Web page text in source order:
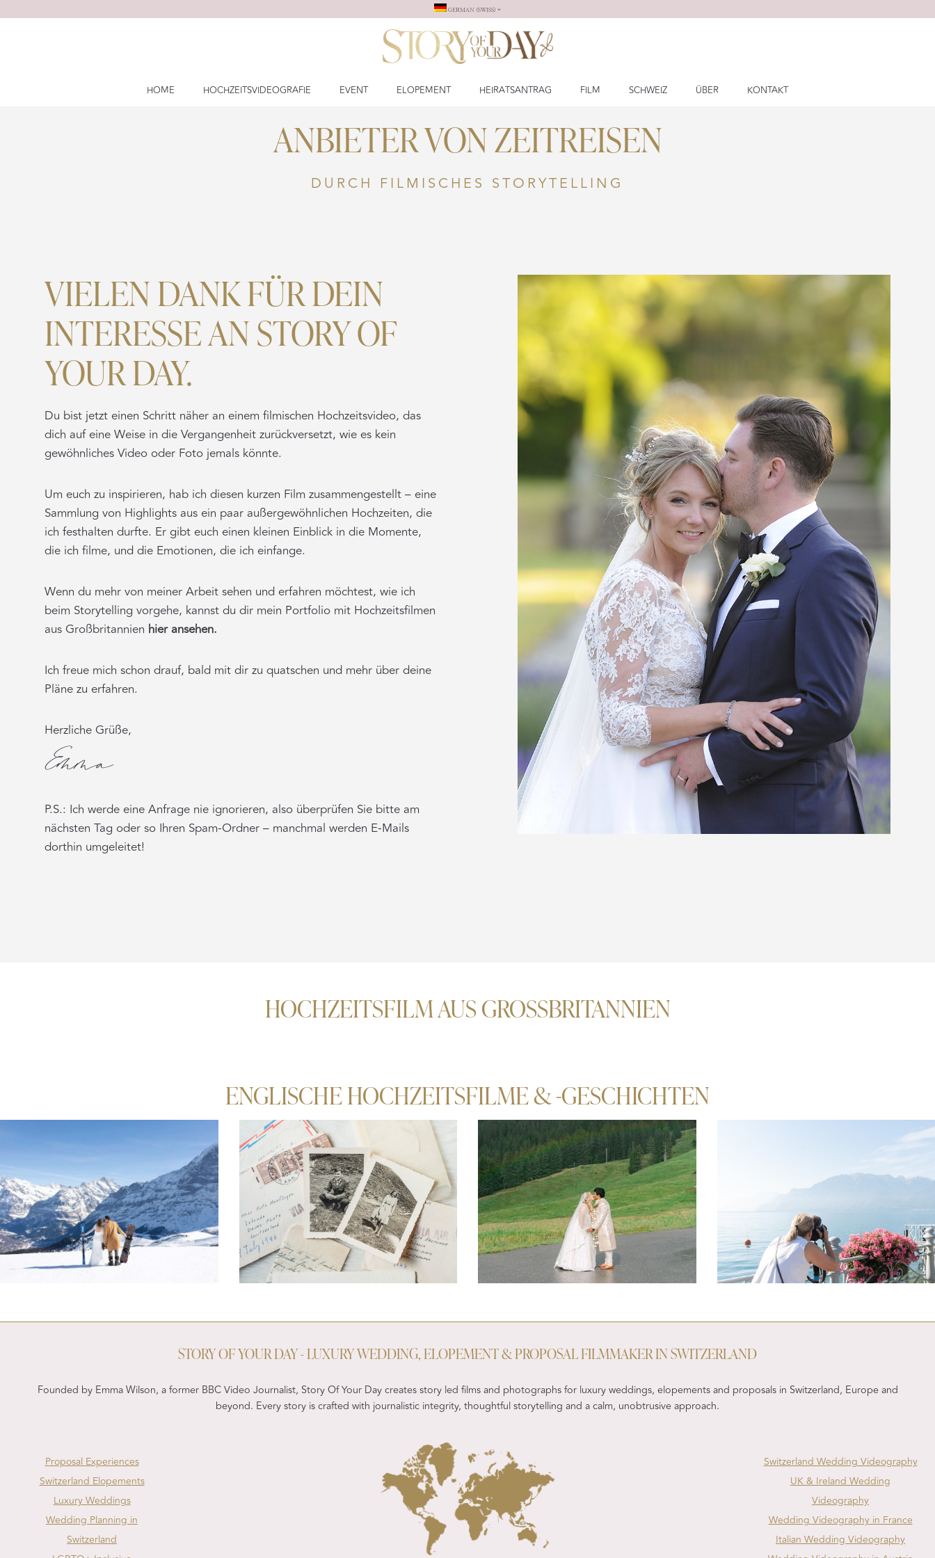
GERMAN (SWISS)
HOME HOCHZEITSVIDEOGRAFIE EVENT ELOPEMENT HEIRATSANTRAG FILM SCHWEIZ ÜBER KONTAKT
ANBIETER VON ZEITREISEN
DURCH FILMISCHES STORYTELLING
VIELEN DANK FÜR DEIN
INTERESSE AN STORY OF
YOUR DAY.
Du bist jetzt einen Schritt näher an einem filmischen Hochzeitsvideo, das
dich auf eine Weise in die Vergangenheit zurückversetzt, wie es kein
gewöhnliches Video oder Foto jemals könnte.
Um euch zu inspirieren, hab ich diesen kurzen Film zusammengestellt – eine
Sammlung von Highlights aus ein paar außergewöhnlichen Hochzeiten, die
ich festhalten durfte. Er gibt euch einen kleinen Einblick in die Momente,
die ich filme, und die Emotionen, die ich einfange.
Wenn du mehr von meiner Arbeit sehen und erfahren möchtest, wie ich
beim Storytelling vorgehe, kannst du dir mein Portfolio mit Hochzeitsfilmen
aus Großbritannien hier ansehen.
Ich freue mich schon drauf, bald mit dir zu quatschen und mehr über deine
Pläne zu erfahren.
Herzliche Grüße,
P.S.: Ich werde eine Anfrage nie ignorieren, also überprüfen Sie bitte am
nächsten Tag oder so Ihren Spam-Ordner – manchmal werden E-Mails
dorthin umgeleitet!
HOCHZEITSFILM AUS GROSSBRITANNIEN
ENGLISCHE HOCHZEITSFILME & -GESCHICHTEN
STORY OF YOUR DAY - LUXURY WEDDING, ELOPEMENT & PROPOSAL FILMMAKER IN SWITZERLAND
Founded by Emma Wilson, a former BBC Video Journalist, Story Of Your Day creates story led films and photographs for luxury weddings, elopements and proposals in Switzerland, Europe and
beyond. Every story is crafted with journalistic integrity, thoughtful storytelling and a calm, unobtrusive approach.
Proposal Experiences
Switzerland Elopements
Luxury Weddings
Wedding Planning in
Switzerland
Switzerland Wedding Videography
UK & Ireland Wedding
Videography
Wedding Videography in France
Italian Wedding Videography